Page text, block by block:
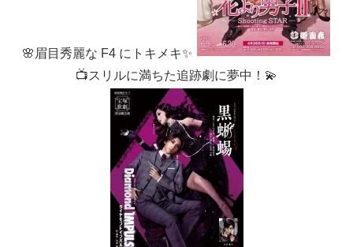
🌸眉目秀麗な F4 にトキメキ✨
📺スリルに満ちた追跡劇に夢中！💫